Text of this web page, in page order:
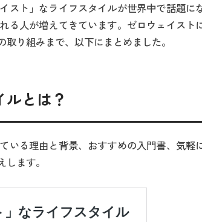
スト」なライフスタイルが世界中で話題に
る人が増えてきています。ゼロウェイスト
り組みまで、以下にまとめました。
とは？
いる理由と背景、おすすめの入門書、気軽
ます。